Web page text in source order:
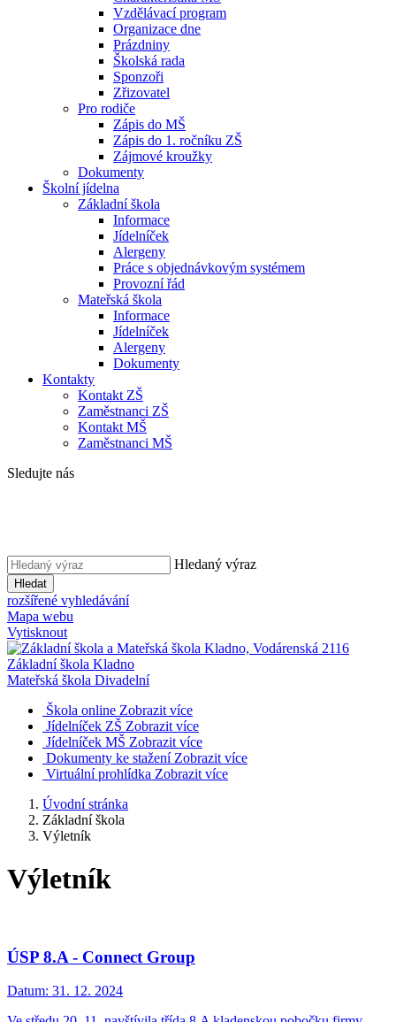
Vzdělávací program
Organizace dne
Prázdniny
Školská rada
Sponzoři
Zřizovatel
Pro rodiče
Zápis do MŠ
Zápis do 1. ročníku ZŠ
Zájmové kroužky
Dokumenty
Školní jídelna
Základní škola
Informace
Jídelníček
Alergeny
Práce s objednávkovým systémem
Provozní řád
Mateřská škola
Informace
Jídelníček
Alergeny
Dokumenty
Kontakty
Kontakt ZŠ
Zaměstnanci ZŠ
Kontakt MŠ
Zaměstnanci MŠ
Sledujte nás
Hledaný výraz
Hledat
rozšířené vyhledávání
Mapa webu
Vytisknout
Základní škola Kladno
Mateřská škola Divadelní
Škola online Zobrazit více
Jídelníček ZŠ Zobrazit více
Jídelníček MŠ Zobrazit více
Dokumenty ke stažení Zobrazit více
Virtuální prohlídka Zobrazit více
Úvodní stránka
Základní škola
Výletník
Výletník
ÚSP 8.A - Connect Group
Datum: 31. 12. 2024